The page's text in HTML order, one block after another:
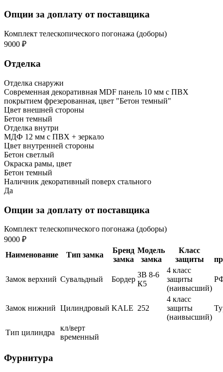
Опции за доплату от поставщика
Комплект телескопического погонажа (доборы)
9000 ₽
Отделка
Отделка снаружи
Современная декоративная MDF панель 10 мм с ПВХ
покрытием фрезерованная, цвет "Бетон темный"
Цвет внешней стороны
Бетон темный
Отделка внутри
МДФ 12 мм с ПВХ + зеркало
Цвет внутренней стороны
Бетон светлый
Окраска рамы, цвет
Бетон темный
Наличник декоративный поверх стального
Да
Опции за доплату от поставщика
Комплект телескопического погонажа (доборы)
9000 ₽
Наименование
Тип замка
Бренд
замка
Модель
замка
Класс
защиты
Замок верхний Сувальдный Бордер
ЗВ 8-6
К5
4 класс
защиты
(наивысший)
Замок нижний Цилиндровый KALE 252
4 класс
защиты
(наивысший)
Тип цилиндра
кл/верт
временный
Фурнитура